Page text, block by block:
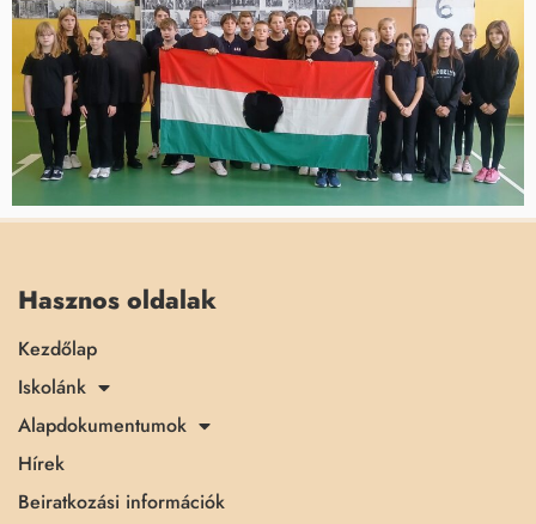
Hasznos oldalak
Kezdőlap
Iskolánk
Alapdokumentumok
Hírek
Beiratkozási információk